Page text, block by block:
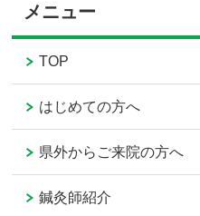
メニュー
TOP
はじめての方へ
県外からご来院の方へ
鍼灸師紹介